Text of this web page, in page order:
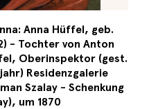
Anna Hüffel, geb.
- Tochter von Anton
Oberinspektor (gest.
Residenzgalerie
Szalay - Schenkung
um 1870